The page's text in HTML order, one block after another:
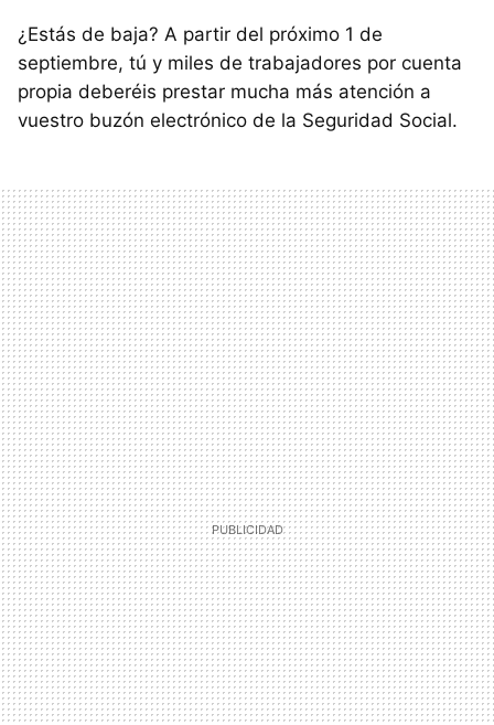
¿Estás de baja? A partir del próximo 1 de
septiembre, tú y miles de trabajadores por cuenta
propia deberéis prestar mucha más atención a
vuestro buzón electrónico de la Seguridad Social.